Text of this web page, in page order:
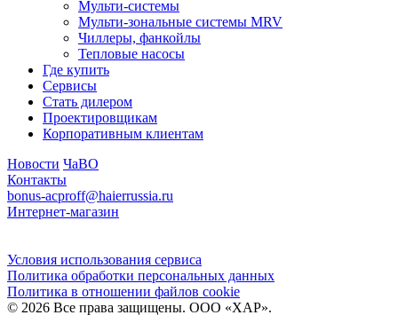
Мульти-системы
Мульти-зональные системы MRV
Чиллеры, фанкойлы
Тепловые насосы
Где купить
Сервисы
Стать дилером
Проектировщикам
Корпоративным клиентам
Новости ЧаВО
Контакты
bonus-acproff@haierrussia.ru
Интернет-магазин
Условия использования сервиса
Политика обработки персональных данных
Политика в отношении файлов сookie
© 2026 Все права защищены. ООО «ХАР».